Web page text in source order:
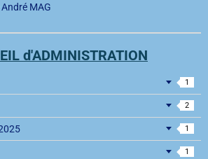
MAG
d'ADMINISTRATION
1
2
1
1